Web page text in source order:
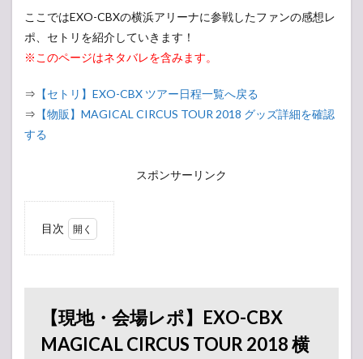
ここではEXO-CBXの横浜アリーナに参戦したファンの感想レ
ポ、セトリを紹介していきます！
※このページはネタバレを含みます。
⇒ 【セトリ】EXO-CBX ツアー日程一覧へ戻る
⇒ 【物販】MAGICAL CIRCUS TOUR 2018 グッズ詳細を確認
する
スポンサーリンク
目次
MAGICAL
CIRCUS
TOUR
2018 横
【現地・会場レポ】EXO-CBX
MAGICAL CIRCUS TOUR 2018 横